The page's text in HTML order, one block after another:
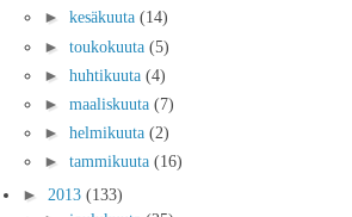
► kesäkuuta (14)
► toukokuuta (5)
► huhtikuuta (4)
► maaliskuuta (7)
► helmikuuta (2)
► tammikuuta (16)
► 2013 (133)